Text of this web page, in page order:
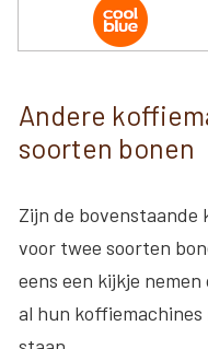
Andere
soorten bonen
Zijn de bovenstaande
voor twee soorten
eens een kijkje
al hun